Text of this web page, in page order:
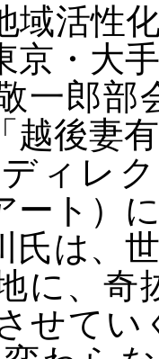
域活性
京・大
一郎部
越後妻
ィレ
ート）
氏は、
に、奇
せて